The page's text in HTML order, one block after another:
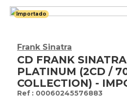
Importado
Frank Sinatra
CD FRANK
PLATINUM (2CD /
COLLECTION) -
: 00060245576883